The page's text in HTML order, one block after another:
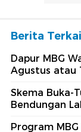
Berita
Dapur MBG
Agustus atau
Skema Buka-
Bendungan
Program